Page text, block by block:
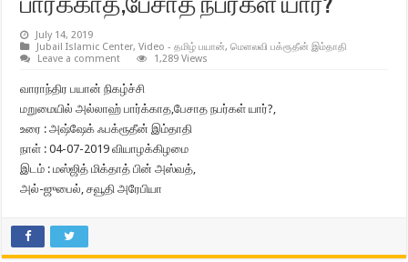
பார்க்காத,பேசாத நபர்கள் யார்?
July 14, 2019
Jubail Islamic Center,Video - தமிழ் பயான்,மெளலவி பக்ரூதீன் இம்தாதி
Leave a comment
1,289 Views
வாராந்திர பயான் நிகழ்ச்சி
மறுமையில் அல்லாஹ் பார்க்காத,பேசாத நபர்கள் யார்?,
உரை : அஷ்ஷேக் ஃபக்ரூதீன் இம்தாதி
நாள் : 04-07-2019 வியாழக்கிழமை
இடம் : மஸ்ஜித் மிக்தாத் பின் அஸ்வத்,
அல்-ஜுபைல், சவூதி அரேபியா